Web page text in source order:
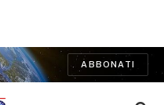
ABBONATI